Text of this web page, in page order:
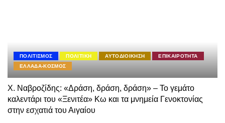
ΠΟΛΙΤΙΣΜΟΣ ΠΟΛΙΤΙΚΗ ΑΥΤΟΔΙΟΙΚΗΣΗ
ΕΠΙΚΑΙΡΟΤΗΤΑ
ΕΛΛΑΔΑ-ΚΟΣΜΟΣ
Χ. Ναβροζίδης: «Δράση, δράση, δράση» – Το γεμάτο
καλεντάρι του «Ξενιτέα» Κω και τα μνημεία Γενοκτονίας
στην εσχατιά του Αιγαίου